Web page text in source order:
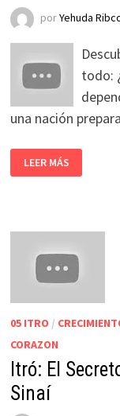
porYehuda
todo:
una nación
LEER MÁS
05 ITRO /
CORAZON
Itró: El
Sinaí